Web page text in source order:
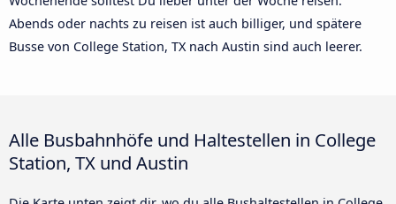
Abends oder nachts zu reisen ist auch billiger, und spätere
Busse von College Station, TX nach Austin sind auch leerer.
Alle Busbahnhöfe und Haltestellen in College
Station, TX und Austin